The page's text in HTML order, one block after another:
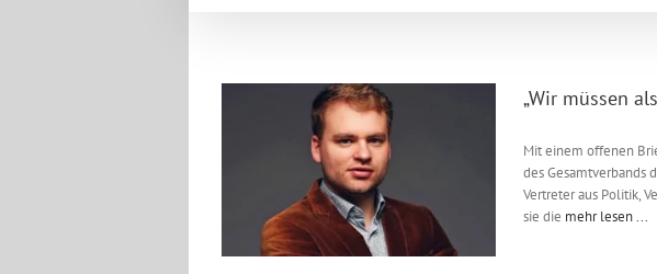
„Wir müssen
Mit einem offenen
des Gesamtverbands
Vertreter aus Politik,
sie die mehr lesen ...